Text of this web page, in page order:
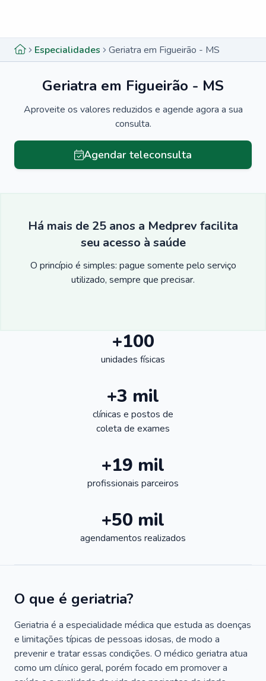
Especialidades Geriatra em Figueirão - MS
Geriatra em Figueirão - MS
Aproveite os valores reduzidos e agende agora a sua
consulta.
Agendar teleconsulta
Há mais de 25 anos a Medprev facilita
seu acesso à saúde
O princípio é simples: pague somente pelo serviço
utilizado, sempre que precisar.
+100
unidades físicas
+3 mil
clínicas e postos de
coleta de exames
+19 mil
profissionais parceiros
+50 mil
agendamentos realizados
O que é geriatria?
Geriatria é a especialidade médica que estuda as doenças
e limitações típicas de pessoas idosas, de modo a
prevenir e tratar essas condições. O médico geriatra atua
como um clínico geral, porém focado em promover a